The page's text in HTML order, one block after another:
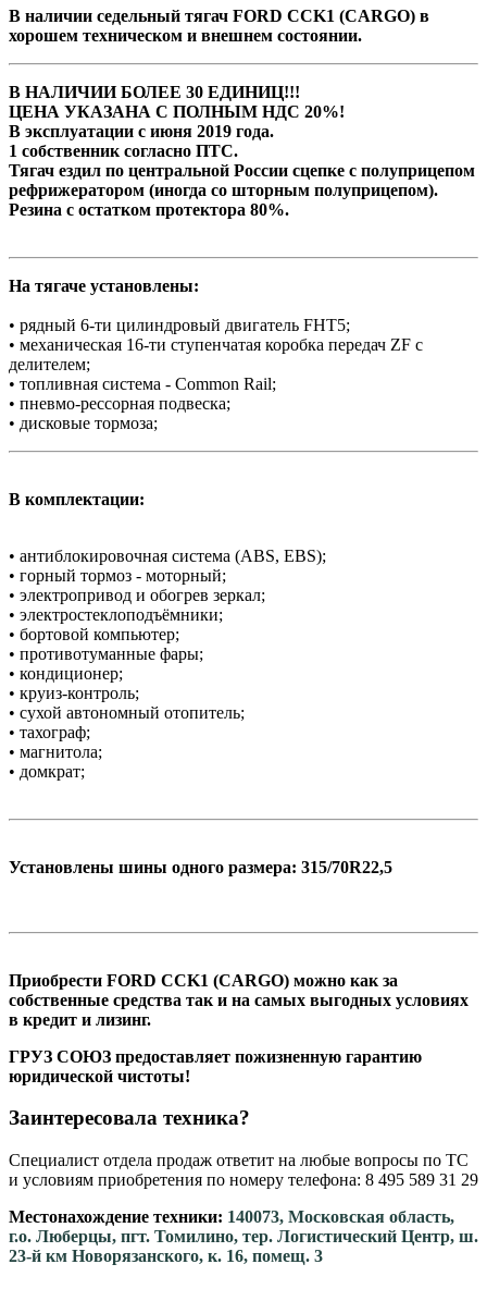
В наличии седельный тягач FORD CCK1 (CARGO) в
хорошем техническом и внешнем состоянии.
В НАЛИЧИИ БОЛЕЕ 30 ЕДИНИЦ!!!
ЦЕНА УКАЗАНА С ПОЛНЫМ НДС 20%!
В эксплуатации с июня 2019 года.
1 собственник согласно ПТС.
Тягач ездил по центральной России сцепке с полуприцепом
рефрижератором (иногда со шторным полуприцепом).
Резина с остатком протектора 80%.
На тягаче установлены:
• рядный 6-ти цилиндровый двигатель FHT5;
• механическая 16-ти ступенчатая коробка передач ZF с
делителем;
• топливная система - Common Rail;
• пневмо-рессорная подвеска;
• дисковые тормоза;
В комплектации:
• антиблокировочная система (АBS, EBS);
• горный тормоз - моторный;
• электропривод и обогрев зеркал;
• электростеклоподъёмники;
• бортовой компьютер;
• противотуманные фары;
• кондиционер;
• круиз-контроль;
• сухой автономный отопитель;
• тахограф;
• магнитола;
• домкрат;
Установлены шины одного размера: 315/70R22,5
Приобрести FORD CCK1 (CARGO) можно как за
собственные средства так и на самых выгодных условиях
в кредит и лизинг.
ГРУЗ СОЮЗ предоставляет пожизненную гарантию
юридической чистоты!
Заинтересовала техника?
Специалист отдела продаж ответит на любые вопросы по ТС
и условиям приобретения по номеру телефона: 8 495 589 31 29
Местонахождение техники: 140073, Московская область,
г.о. Люберцы, пгт. Томилино, тер. Логистический Центр, ш.
23-й км Новорязанского, к. 16, помещ. 3